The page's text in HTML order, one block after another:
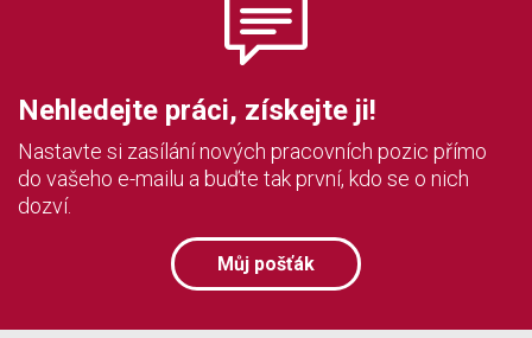
Nehledejte práci, získejte ji!
Nastavte si zasílání nových pracovních pozic přímo
do vašeho e-mailu a buďte tak první, kdo se o nich
dozví.
Můj pošťák